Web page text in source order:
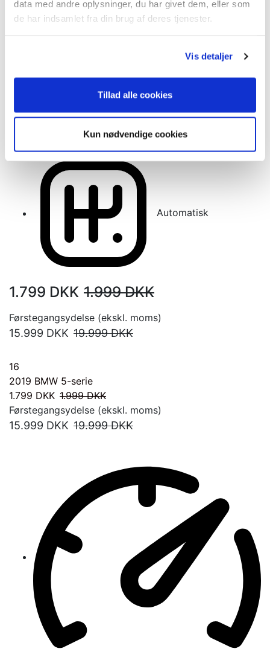
data med andre oplysninger, du har givet dem, eller som
de har indsamlet fra din brug af deres tjenester.
Vis detaljer
Tillad alle cookies
Kun nødvendige cookies
Automatisk
1.799 DKK 1.999DKK
Førstegangsydelse (ekskl. moms)
15.999 DKK 19.999DKK
16
2019 BMW 5-serie
1.799 DKK 1.999DKK
Førstegangsydelse (ekskl. moms)
15.999 DKK 19.999DKK